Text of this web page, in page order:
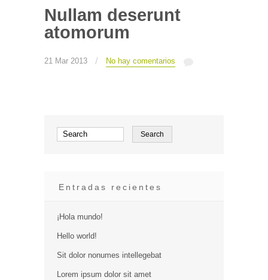
Nullam deserunt
atomorum
21 Mar 2013 / No hay comentarios
Entradas recientes
¡Hola mundo!
Hello world!
Sit dolor nonumes intellegebat
Lorem ipsum dolor sit amet